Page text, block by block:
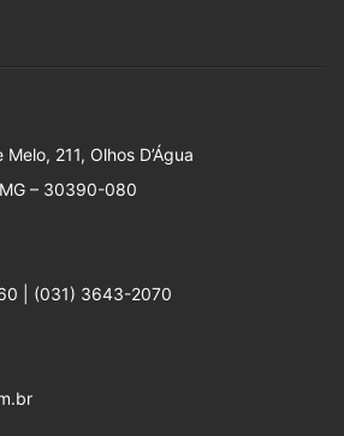
211, Olhos D’Água
– 30390-080
| (031) 3643-2070